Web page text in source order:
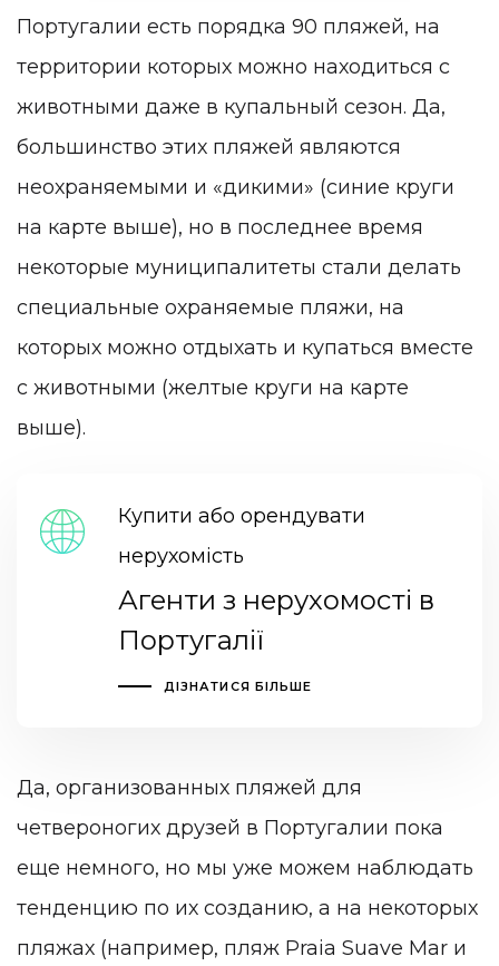
Португалии есть порядка 90 пляжей, на
территории которых можно находиться с
животными даже в купальный сезон. Да,
большинство этих пляжей являются
неохраняемыми и «дикими» (синие круги
на карте выше), но в последнее время
некоторые муниципалитеты стали делать
специальные охраняемые пляжи, на
которых можно отдыхать и купаться вместе
с животными (желтые круги на карте
выше).
Купити або орендувати
нерухомість
Агенти з нерухомості в
Португалії
ДІЗНАТИСЯ БІЛЬШЕ
Да, организованных пляжей для
четвероногих друзей в Португалии пока
еще немного, но мы уже можем наблюдать
тенденцию по их созданию, а на некоторых
пляжах (например, пляж Praia Suave Mar и